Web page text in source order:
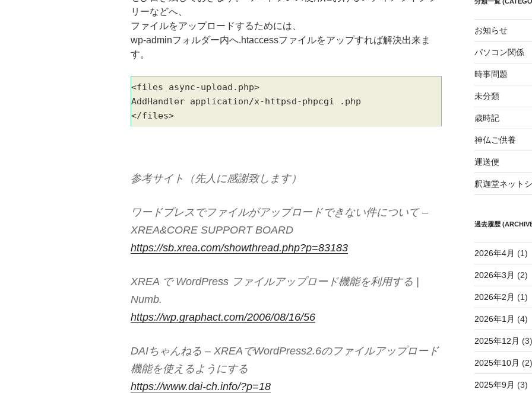
リーなどへ、
ファイルをアップロードするためには、
wp-adminフォルダー内へ.htaccessファイルをアップすれば解決出来ま
す。
<files async-upload.php>
AddHandler application/x-httpsd-phpcgi .php
</files>
参考サイト（先人に感謝致します）
ワードプレスでファイルがアップロードできない件について –
XREA&CORE SUPPORT BOARD
https://sb.xrea.com/showthread.php?p=83183
XREA で WordPress ファイルアップロード機能を利用する |
Numb.
https://wp.graphact.com/2006/08/16/56
DAIちゃんねる – XREAでWordPress2.6のファイルアップロード
機能を使えるようにする
https://www.dai-ch.info/?p=18
お知らせ
パソコン関係
時事問題
未分類
歳時記
神仏ご供養
運送便
釈迦堂ネット
過去履歴
2026年4月 (1)
2026年3月 (2)
2026年2月 (1)
2026年1月 (4)
2025年12月 (3)
2025年10月 (2)
2025年9月 (3)